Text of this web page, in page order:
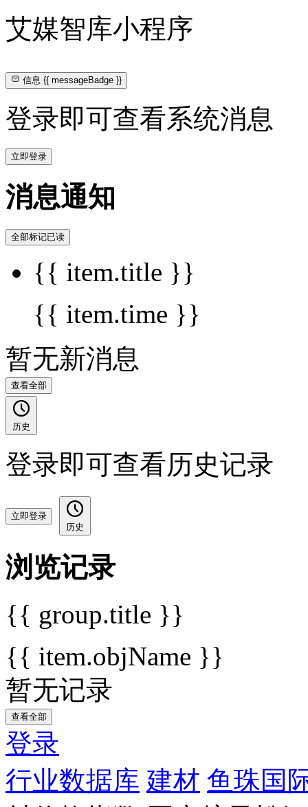
艾媒智库小程序
信息{{ messageBadge }}
登录即可查看系统消息
立即登录
消息通知
全部标记已读
{{ item.title }}
{{ item.time }}
暂无新消息
查看全部
历史
登录即可查看历史记录
立即登录
历史
浏览记录
{{ group.title }}
{{ item.objName }}
暂无记录
查看全部
登录
行业数据库 建材 鱼珠国